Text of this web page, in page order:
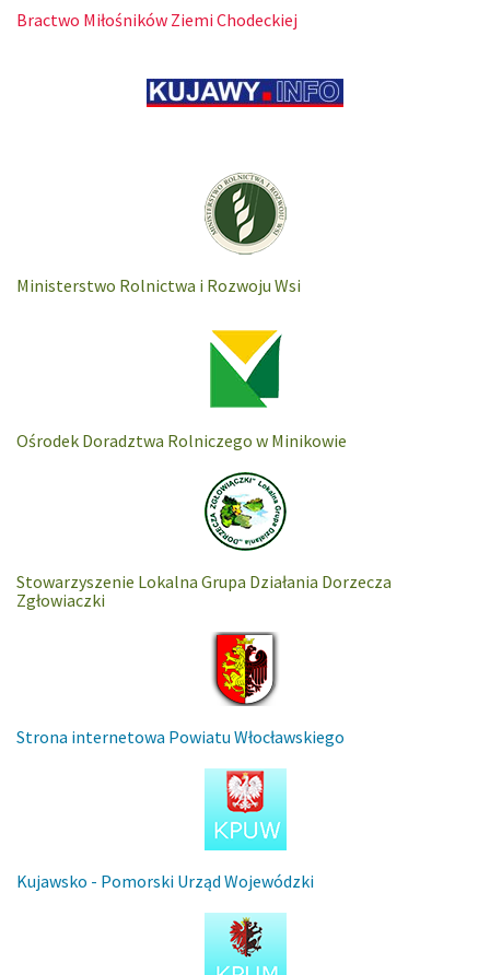
Bractwo Miłośników Ziemi Chodeckiej
Ministerstwo Rolnictwa i Rozwoju Wsi
Ośrodek Doradztwa Rolniczego w Minikowie
Stowarzyszenie Lokalna Grupa Działania Dorzecza
Zgłowiaczki
Strona internetowa Powiatu Włocławskiego
Kujawsko - Pomorski Urząd Wojewódzki